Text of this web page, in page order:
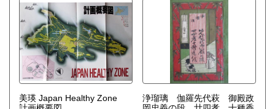
美瑛 Japan Healthy Zone
浄瑠璃 伽羅先代萩 御殿政